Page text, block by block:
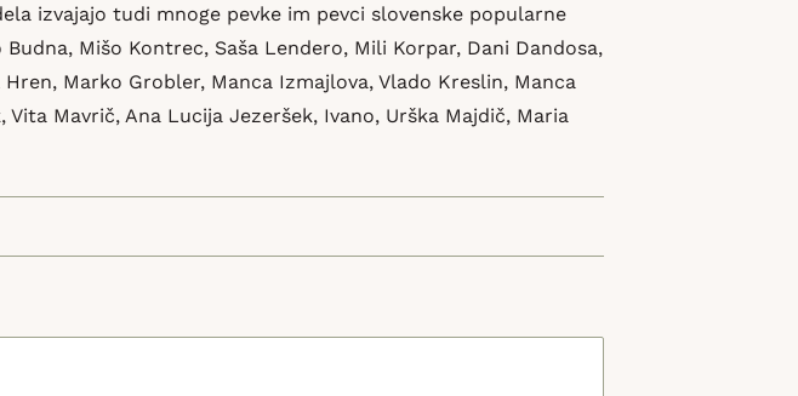
izvajajo tudi mnoge pevke im pevci slovenske popularne
Mišo Kontrec, Saša Lendero, Mili Korpar, Dani Dandosa,
Marko Grobler, Manca Izmajlova, Vlado Kreslin, Manca
Mavrič, Ana Lucija Jezeršek, Ivano, Urška Majdič, Maria